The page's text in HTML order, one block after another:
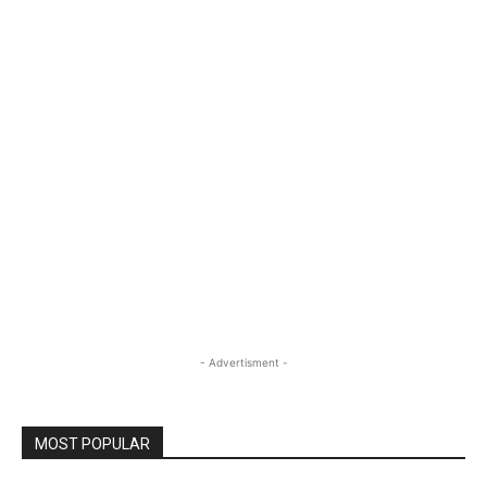
- Advertisment -
MOST POPULAR